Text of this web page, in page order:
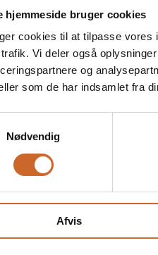
hjemmeside bruger cookies
cookies til at tilpasse vores
Vi deler også
og
som de har indsamlet fra
Nødvendig
Afvis
i høj kvalitet og vi
inden for tømrerfaget vil
kunders ønsker og behov
på
Få et uforpligtende tilbud